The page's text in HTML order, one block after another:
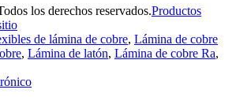
los derechos reservados.Productos
de lámina de cobre, Lámina de cobre
, Lámina de latón, Lámina de cobre Ra,